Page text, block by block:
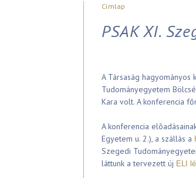
Jelenlegi hely
Címlap
PSAK XI.
A Társaság
Tudományegyetem
Kara volt. A konferencia
A konferencia
Egyetem u. 2.), a szállás a
Szegedi
láttunk a tervezett új ELI